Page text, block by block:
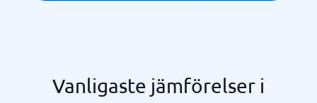
Vanligaste jämförelser i